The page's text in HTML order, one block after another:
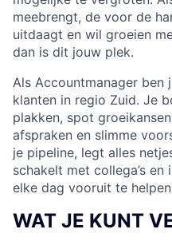
meebrengt, de voor de
uitdaagt en wil groeien
dan is dit jouw plek.
Als Accountmanager
klanten in regio Zuid. Je
plakken, spot
afspraken en slimme
je pipeline, legt alles
schakelt met collega’s
elke dag vooruit te
WAT JE KUNT